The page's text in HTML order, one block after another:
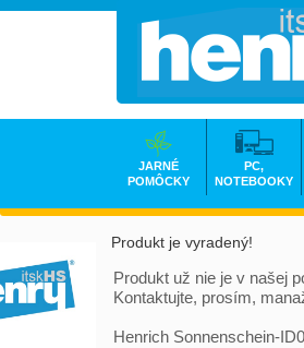
Produkt je vyradený!
Produkt už nie je v našej
Kontaktujte, prosím,
Henrich Sonnenschein-ID0
JARNÉ
POMÔCKY
PC,
NOTEBOOKY